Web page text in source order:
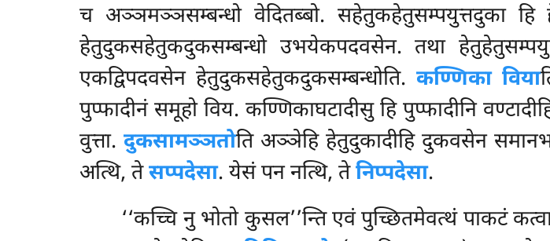
च अञ्ञमञ्ञसम्बन्धो वेदितब्बो. सहेतुकहेतुसम्पयुत्तदुका
हेतुदुकसहेतुकदुकसम्बन्धो उभयेकपदवसेन. तथा
एकद्विपदवसेन हेतुदुकसहेतुकदुकसम्बन्धोति. कण्णिका विया
पुप्फादीनं समूहो विय. कण्णिकाघटादीसु हि पुप्फादीनि
वुत्ता. दुकसामञ्ञतोति अञ्ञेहि हेतुदुकादीहि दुकवसेन
अत्थि, तेसप्पदेसा. येसं पन नत्थि, तेनिप्पदेसा.
‘‘कच्चि नु भोतो कुसल’’न्ति एवं पुच्छितमेवत्थं पाकटं